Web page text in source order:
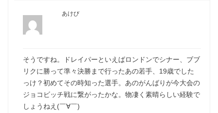
あけび
そうですね。ドレイパーといえばロンドンでシナー、ブブ
リクに勝って準々決勝まで行ったあの若手、19歳でした
っけ？初めてその時知った選手。あのがんばりが今大会の
ジョコビッチ戦に繋がったかな。物凄く素晴らしい経験で
しょうねえ(￣∀￣)